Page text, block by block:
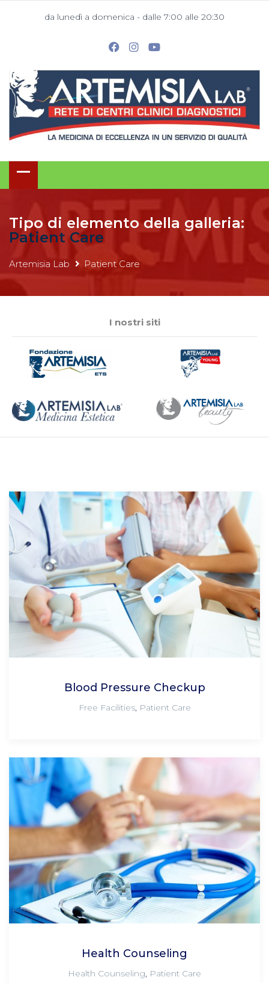
da lunedì a domenica - dalle 7:00 alle 20:30
Tipo di elemento della galleria:
Patient Care
Artemisia Lab Patient Care
I nostri siti
Blood Pressure Checkup
Free Facilities, Patient Care
Health Counseling
Health Counseling, Patient Care